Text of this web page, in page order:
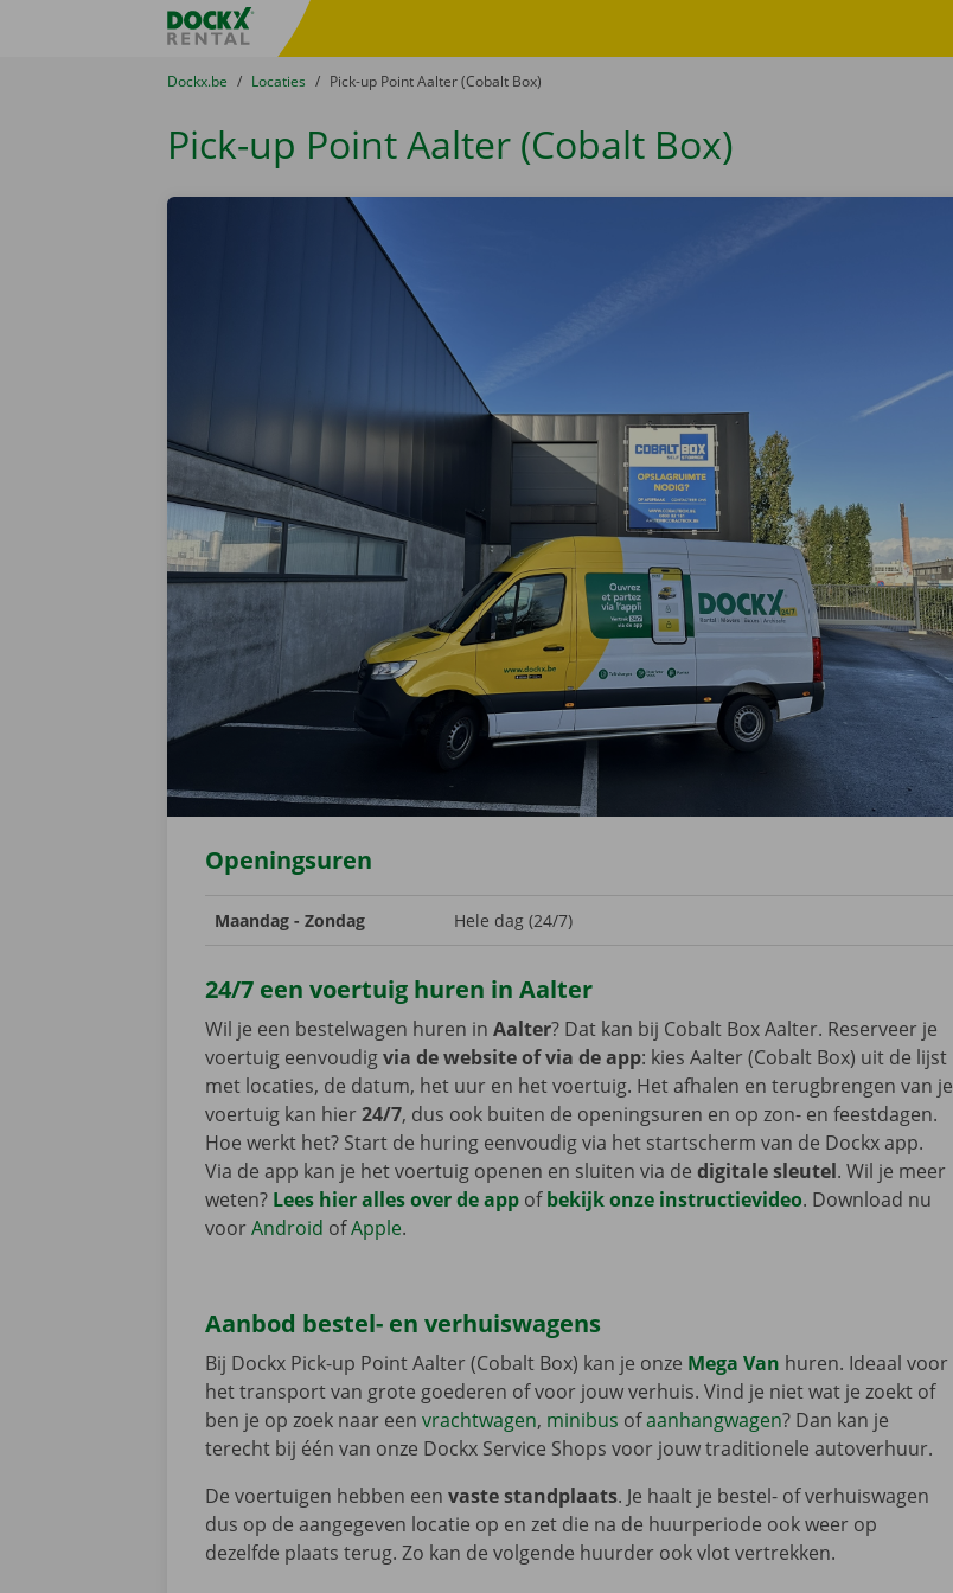
Taalselectie overslaanFratello DEMO
U bevindt zich hier:
van
Dockx.be naar
Locaties naar
Pick-up Point Aalter (Cobalt Box)
Pick-up Point Aalter (Cobalt Box)
Openingsuren
Maandag - Zondag Hele dag (24/7)
24/7 een voertuig huren in Aalter
Wil je een bestelwagen huren inAalter? Dat kan bij Cobalt Box Aalter. Reserveer je
voertuig eenvoudigvia de website of via de app: kies Aalter (Cobalt Box) uit de lijst
met locaties, de datum, het uur en het voertuig. Het afhalen en terugbrengen van je
voertuig kan hier24/7, dus ook buiten de openingsuren en op zon- en feestdagen.
Hoe werkt het? Start de huring eenvoudig via het startscherm van de Dockx app.
Via de app kan je het voertuig openen en sluiten via dedigitale sleutel. Wil je meer
weten? Lees hier alles over de app ofbekijk onze instructievideo. Download nu
voorAndroid ofApple.
Aanbod bestel- en verhuiswagens
Bij Dockx Pick-up Point Aalter (Cobalt Box) kan je onze Mega Van huren. Ideaal voor
het transport van grote goederen of voor jouw verhuis. Vind je niet wat je zoekt of
ben je op zoek naar eenvrachtwagen, minibus ofaanhangwagen? Dan kan je
terecht bij één van onze Dockx Service Shops voor jouw traditionele autoverhuur.
De voertuigen hebben eenvaste standplaats. Je haalt je bestel- of verhuiswagen
dus op de aangegeven locatie op en zet die na de huurperiode ook weer op
dezelfde plaats terug. Zo kan de volgende huurder ook vlot vertrekken.